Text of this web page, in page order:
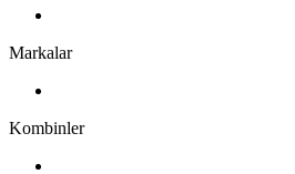
Markalar
Kombinler